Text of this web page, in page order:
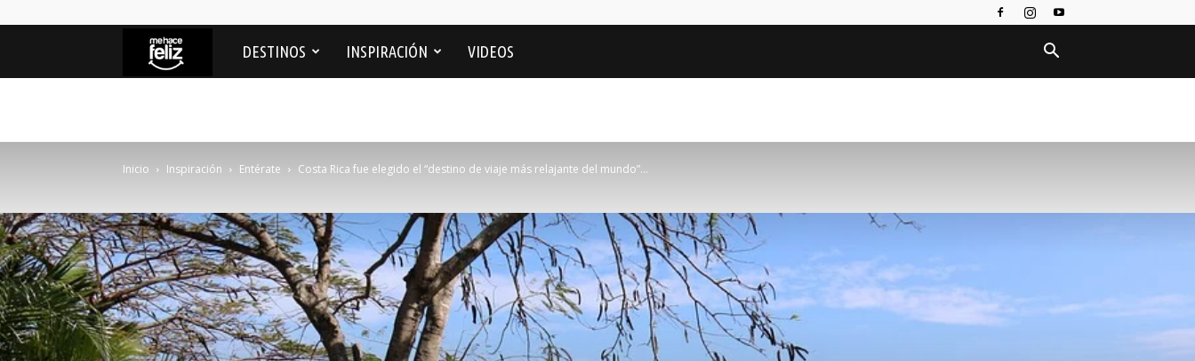
MeDESTINOS INSPIRACIÓN VIDEOS
Inicio Inspiración Entérate Costa Rica fue elegido el “destino de viaje más relajante del mundo”...